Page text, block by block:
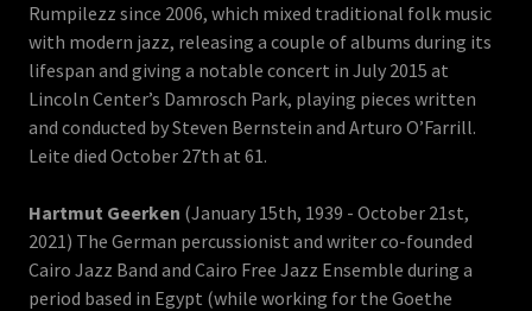
Rumpilezz since 2006, which mixed traditional folk music
with modern jazz, releasing a couple of albums during its
lifespan and giving a notable concert in July 2015 at
Lincoln Center’s Damrosch Park, playing pieces written
and conducted by Steven Bernstein and Arturo O’Farrill.
Leite died October 27th at 61.
Hartmut Geerken (January 15th, 1939 - October 21st,
2021) The German percussionist and writer co-founded
Cairo Jazz Band and Cairo Free Jazz Ensemble during a
period based in Egypt (while working for the Goethe